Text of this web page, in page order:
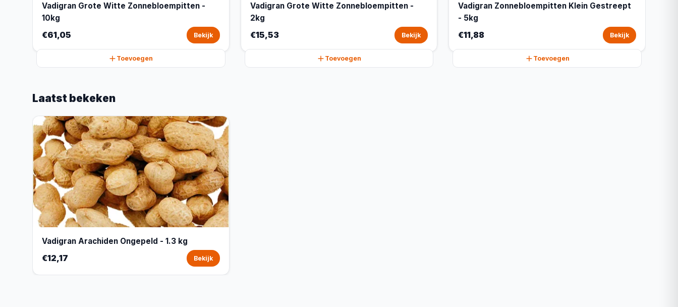
Vadigran Grote Witte Zonnebloempitten -
10kg
€61,05 Bekijk
Toevoegen
Vadigran Grote Witte Zonnebloempitten -
2kg
€15,53 Bekijk
Toevoegen
Vadigran Zonnebloempitten Klein Gestreept
- 5kg
€11,88 Bekijk
Toevoegen
Laatst bekeken
Vadigran Arachiden Ongepeld - 1.3 kg
€12,17 Bekijk